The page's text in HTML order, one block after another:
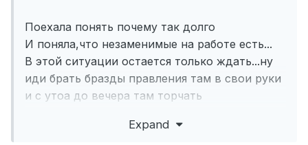
Поехала понять почему так долго
И поняла,что незаменимые на работе есть...
В этой ситуации остается только ждать...ну
иди брать бразды правления там в свои руки
и с утоа до вечера там торчать
Expand